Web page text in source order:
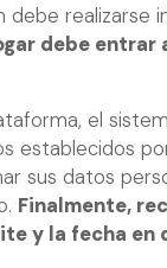
realizarse
debe entrar
el
establecidos
sus datos
Finalmente,
y la fecha